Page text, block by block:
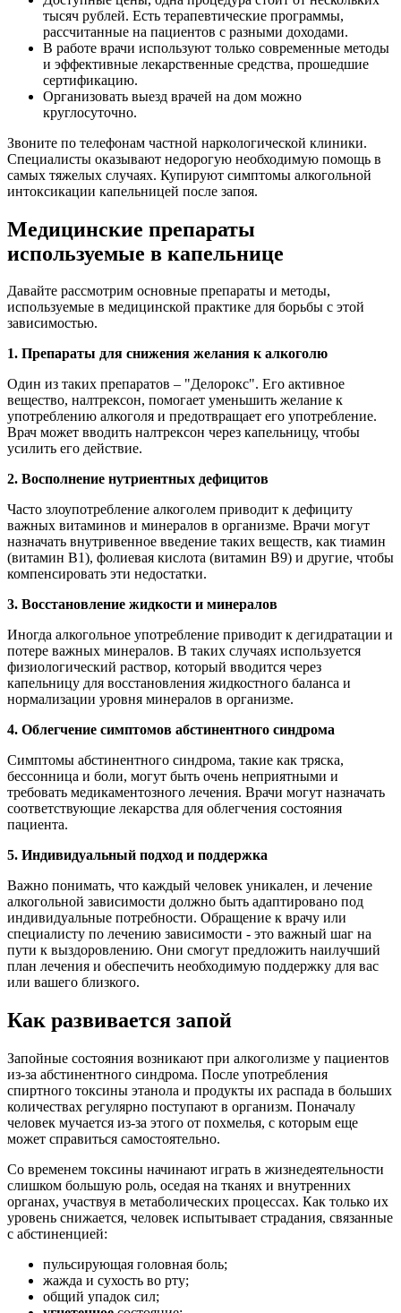
тысяч рублей. Есть терапевтические программы,
рассчитанные на пациентов с разными доходами.
В работе врачи используют только современные методы
и эффективные лекарственные средства, прошедшие
сертификацию.
Организовать выезд врачей на дом можно
круглосуточно.
Звоните по телефонам частной наркологической клиники.
Специалисты оказывают недорогую необходимую помощь в
самых тяжелых случаях. Купируют симптомы алкогольной
интоксикации капельницей после запоя.
Медицинские препараты
используемые в капельнице
Давайте рассмотрим основные препараты и методы,
используемые в медицинской практике для борьбы с этой
зависимостью.
1. Препараты для снижения желания к алкоголю
Один из таких препаратов – "Делорокс". Его активное
вещество, налтрексон, помогает уменьшить желание к
употреблению алкоголя и предотвращает его употребление.
Врач может вводить налтрексон через капельницу, чтобы
усилить его действие.
2. Восполнение нутриентных дефицитов
Часто злоупотребление алкоголем приводит к дефициту
важных витаминов и минералов в организме. Врачи могут
назначать внутривенное введение таких веществ, как тиамин
(витамин B1), фолиевая кислота (витамин B9) и другие, чтобы
компенсировать эти недостатки.
3. Восстановление жидкости и минералов
Иногда алкогольное употребление приводит к дегидратации и
потере важных минералов. В таких случаях используется
физиологический раствор, который вводится через
капельницу для восстановления жидкостного баланса и
нормализации уровня минералов в организме.
4. Облегчение симптомов абстинентного синдрома
Симптомы абстинентного синдрома, такие как тряска,
бессонница и боли, могут быть очень неприятными и
требовать медикаментозного лечения. Врачи могут назначать
соответствующие лекарства для облегчения состояния
пациента.
5. Индивидуальный подход и поддержка
Важно понимать, что каждый человек уникален, и лечение
алкогольной зависимости должно быть адаптировано под
индивидуальные потребности. Обращение к врачу или
специалисту по лечению зависимости - это важный шаг на
пути к выздоровлению. Они смогут предложить наилучший
план лечения и обеспечить необходимую поддержку для вас
или вашего близкого.
Как развивается запой
Запойные состояния возникают при алкоголизме у пациентов
из-за абстинентного синдрома. После употребления
спиртного токсины этанола и продукты их распада в больших
количествах регулярно поступают в организм. Поначалу
человек мучается из-за этого от похмелья, с которым еще
может справиться самостоятельно.
Со временем токсины начинают играть в жизнедеятельности
слишком большую роль, оседая на тканях и внутренних
органах, участвуя в метаболических процессах. Как только их
уровень снижается, человек испытывает страдания, связанные
с абстиненцией:
пульсирующая головная боль;
жажда и сухость во рту;
общий упадок сил;